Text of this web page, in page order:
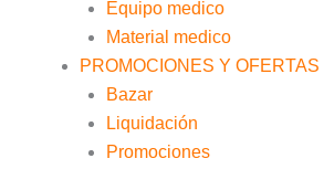
Equipo medico
Material medico
PROMOCIONES Y OFERTAS
Bazar
Liquidación
Promociones